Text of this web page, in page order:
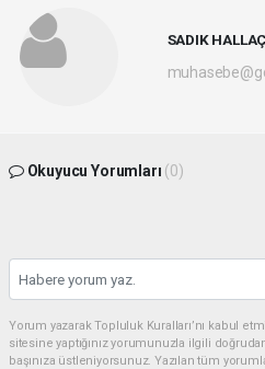
SADIK HALLAÇ
Okuyucu Yorumları (0)
Yorum yazarak Topluluk Kuralları’nı kabul
sitesine yaptığınız yorumunuzla ilgili
başınıza üstleniyorsunuz. Yazılan tüm